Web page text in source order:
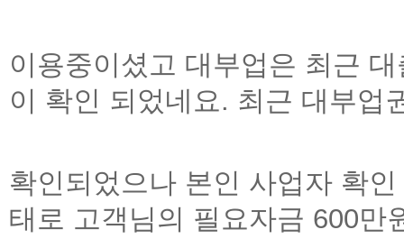
이용중이셨고 대부업은 최근
이 확인 되었네요. 최근 대부업
확인되었으나 본인 사업자 확
태로 고객님의 필요자금 600만